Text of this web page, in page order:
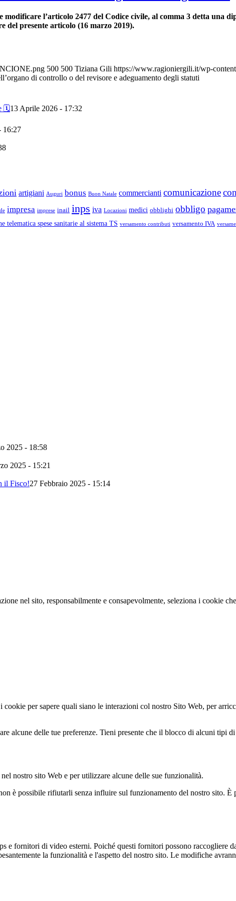
modificare l’articolo 2477 del Codice civile, al comma 3 detta una
del presente articolo (16 marzo 2019).
500 500 Tiziana Gili https://www.ragioniergili.it/wp-
di controllo o del revisore e adeguamento degli statuti
🗓️13 Aprile 2026 - 17:32
16:27
artigiani Auguri bonus Buon Natale commercianti comunicazione
impresa imprese inail inps iva Locazioni medici obblighi obbligo
telematica spese sanitarie al sistema TS versamento contributi versamento IVA
2025 - 18:58
2025 - 15:21
il Fisco!27 Febbraio 2025 - 15:14
nel sito, responsabilmente e consapevolmente, seleziona i cookie
per sapere quali siano le interazioni col nostro Sito Web, per
alcune delle tue preferenze. Tieni presente che il blocco di alcuni tipi
nostro sito Web e per utilizzare alcune delle sue funzionalità.
è possibile rifiutarli senza influire sul funzionamento del nostro sito.
e fornitori di video esterni. Poiché questi fornitori possono raccogliere
la funzionalità e l'aspetto del nostro sito. Le modifiche